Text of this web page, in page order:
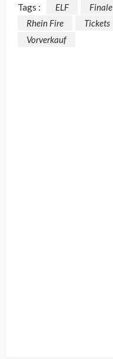
Tags : ELF Finale
Rhein Fire
Tickets
Vorverkauf